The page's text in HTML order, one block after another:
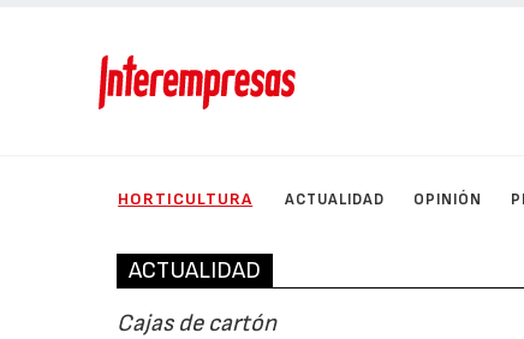
HORTICULTURA ACTUALIDAD OPINIÓN
ACTUALIDAD
Cajas de cartón